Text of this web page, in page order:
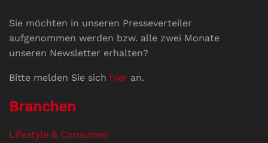
Sie möchten in unseren Presseverteiler
aufgenommen werden bzw. alle zwei Monate
unseren Newsletter erhalten?
Bitte melden Sie sich hier an.
Branchen
Lifestyle & Consumer